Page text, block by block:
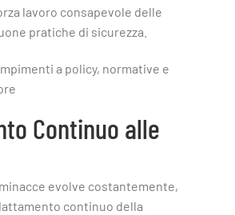
lavoro consapevole delle
pratiche di sicurezza.
a policy, normative e
Continuo alle
evolve costantemente,
continuo della